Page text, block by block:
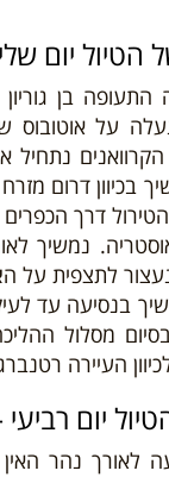
הטיול יום שלישי –
בן
על אוטובוס
נתחיל
בכיוון דרום
הטירול דרך
נמשיך
לתצפית על ה
בנסיעה עד
בסיום מסלול
העיירה
יום רביעי – 07/08/
לאורך נהר